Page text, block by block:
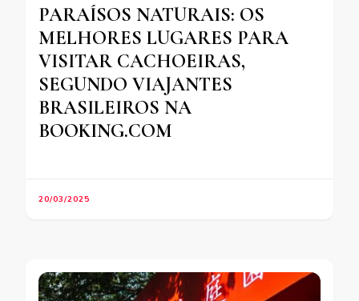
PARAÍSOS NATURAIS: OS
MELHORES LUGARES PARA
VISITAR CACHOEIRAS,
SEGUNDO VIAJANTES
BRASILEIROS NA
BOOKING.COM
20/03/2025